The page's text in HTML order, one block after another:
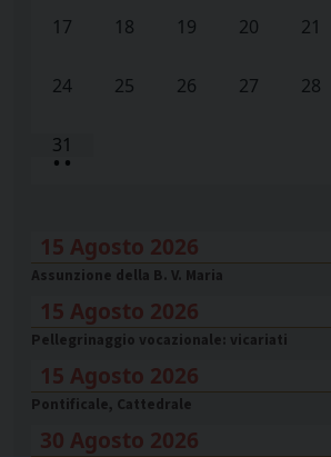
17 18 19 20 21
24 25 26 27 28
31
• •
15 Agosto 2026
Assunzione della B. V. Maria
15 Agosto 2026
Pellegrinaggio vocazionale: vicariati
15 Agosto 2026
Pontificale, Cattedrale
30 Agosto 2026